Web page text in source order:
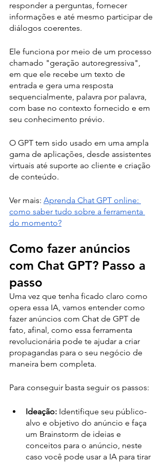
responder a perguntas, fornecer
informações e até mesmo participar de
diálogos coerentes.
Ele funciona por meio de um processo
chamado "geração autoregressiva",
em que ele recebe um texto de
entrada e gera uma resposta
sequencialmente, palavra por palavra,
com base no contexto fornecido e em
seu conhecimento prévio.
O GPT tem sido usado em uma ampla
gama de aplicações, desde assistentes
virtuais até suporte ao cliente e criação
de conteúdo.
Ver mais: Aprenda Chat GPT online:
como saber tudo sobre a ferramenta
do momento?
Como fazer anúncios
com Chat GPT? Passo a
passo
Uma vez que tenha ficado claro como
opera essa IA, vamos entender como
fazer anúncios com Chat de GPT de
fato, afinal, como essa ferramenta
revolucionária pode te ajudar a criar
propagandas para o seu negócio de
maneira bem completa.
Para conseguir basta seguir os passos:
Ideação: Identifique seu público-
alvo e objetivo do anúncio e faça
um Brainstorm de ideias e
conceitos para o anúncio, neste
caso você pode usar a IA para tirar